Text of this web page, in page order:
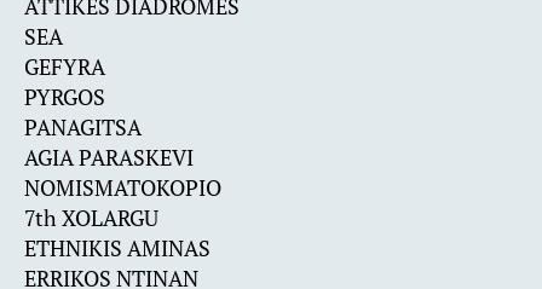
ATTIKES DIADROMES
SEA
GEFYRA
PYRGOS
PANAGITSA
AGIA PARASKEVI
NOMISMATOKOPIO
7th XOLARGU
ETHNIKIS AMINAS
ERRIKOS NTINAN